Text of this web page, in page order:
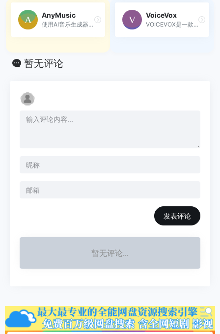
AnyMusic
使用AI音乐生成器创作可定制...
VoiceVox
VOICEVOX是一款免费开源的日...
暂无评论
发表评论
暂无评论...